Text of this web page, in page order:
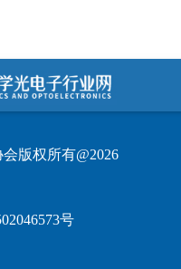
版权所有@2026
号